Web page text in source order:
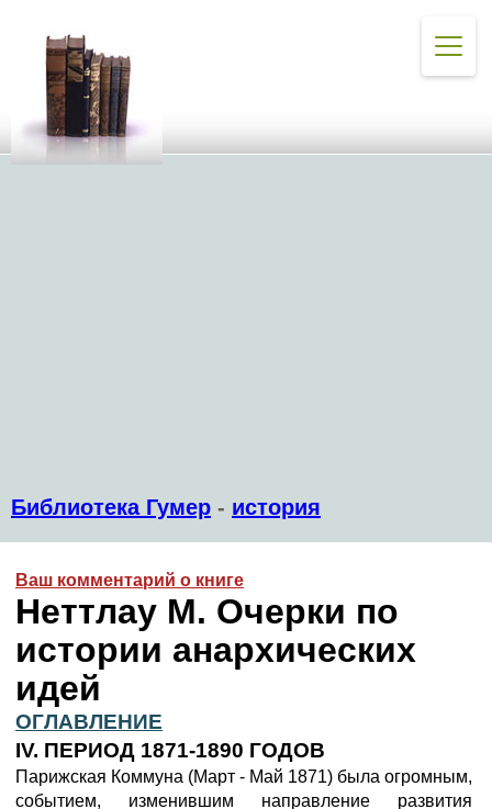
Библиотека Гумер - история
Ваш комментарий о книге
Неттлау М. Очерки по
истории анархических
идей
ОГЛАВЛЕНИЕ
IV. ПЕРИОД 1871-1890 ГОДОВ
Парижская Коммуна (Март - Май 1871) была огромным,
событием, изменившим направление развития